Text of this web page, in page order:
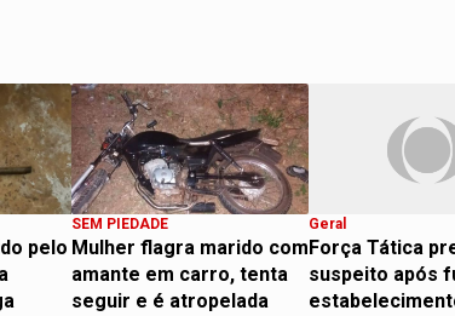
pelo
SEM PIEDADE
Mulher flagra marido com
amante em carro, tenta
seguir e é atropelada
Geral
Força Tática
suspeito após